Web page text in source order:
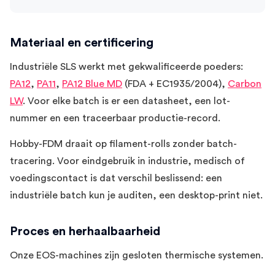
Materiaal en certificering
Industriële SLS werkt met gekwalificeerde poeders:
PA12, PA11, PA12 Blue MD (FDA + EC1935/2004), Carbon
LW. Voor elke batch is er een datasheet, een lot-
nummer en een traceerbaar productie-record.
Hobby-FDM draait op filament-rolls zonder batch-
tracering. Voor eindgebruik in industrie, medisch of
voedingscontact is dat verschil beslissend: een
industriële batch kun je auditen, een desktop-print niet.
Proces en herhaalbaarheid
Onze EOS-machines zijn gesloten thermische systemen.